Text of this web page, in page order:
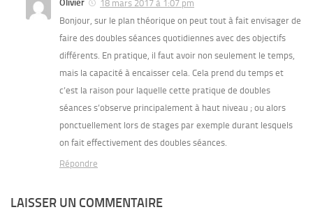
Olivier
18 mars 2017 à 1:07 pm
Bonjour, sur le plan théorique on peut tout à fait envisager de
faire des doubles séances quotidiennes avec des objectifs
différents. En pratique, il faut avoir non seulement le temps,
mais la capacité à encaisser cela. Cela prend du temps et
c’est la raison pour laquelle cette pratique de doubles
séances s’observe principalement à haut niveau ; ou alors
ponctuellement lors de stages par exemple durant lesquels
on fait effectivement des doubles séances.
Répondre
LAISSER UN COMMENTAIRE